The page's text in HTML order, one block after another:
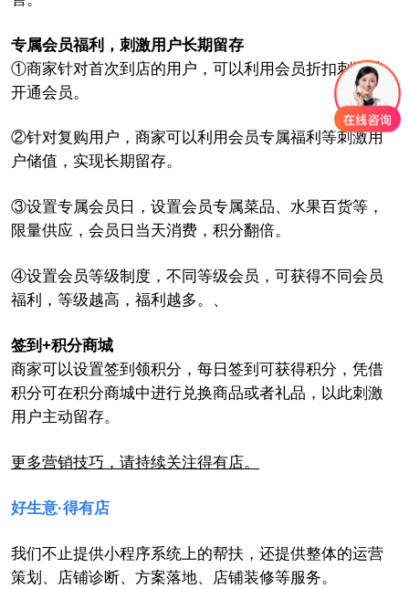
专属会员福利，刺激用户长期留存
①商家针对首次到店的用户，可以利用会员折扣刺激其
开通会员。
②针对复购用户，商家可以利用会员专属福利等刺激用
户储值，实现长期留存。
③设置专属会员日，设置会员专属菜品、水果百货等，
限量供应，会员日当天消费，积分翻倍。
④设置会员等级制度，不同等级会员，可获得不同会员
福利，等级越高，福利越多。、
签到+积分商城
商家可以设置签到领积分，每日签到可获得积分，凭借
积分可在积分商城中进行兑换商品或者礼品，以此刺激
用户主动留存。
更多营销技巧，请持续关注得有店。
好生意·得有店
我们不止提供小程序系统上的帮扶，还提供整体的运营
策划、店铺诊断、方案落地、店铺装修等服务。